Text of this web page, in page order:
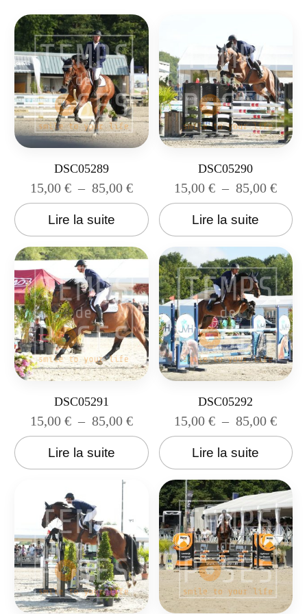
DSC05289
15,00 € – 85,00 €
Lire la suite
DSC05290
15,00€ – 85,00€
Lire la suite
DSC05291
15,00 € – 85,00 €
Lire la suite
DSC05292
15,00€ – 85,00€
Lire la suite